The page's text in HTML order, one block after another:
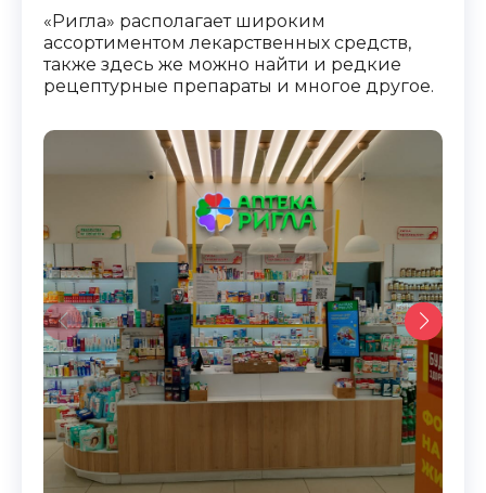
«Ригла» располагает широким
ассортиментом лекарственных средств,
также здесь же можно найти и редкие
рецептурные препараты и многое другое.